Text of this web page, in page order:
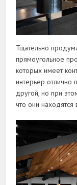
Тщательно
прямоугольное
которых имеет
интерьер отлично
другой, но при
что они находятся